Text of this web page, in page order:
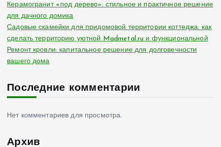
ц
и
з
а
Керамогранит «под дерево»: стильное и практичное решение
для дачного домика
Садовые скамейки для придомовой территории коттеджа: как
сделать территорию уютной Madmetal.ru и функциональной
Ремонт кровли: капитальное решение для долговечности
вашего дома
Последние комментарии
Нет комментариев для просмотра.
Архив